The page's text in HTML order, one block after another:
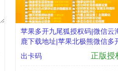
苹果多开九尾狐授权码|微信云
鹿下载地址|苹果北极熊微信多
教程
出卡码 正版授